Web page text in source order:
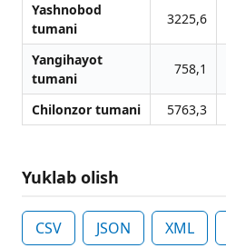
Yashnobod
tumani
3225,6
Yangihayot
tumani
758,1
Chilonzor tumani 5763,3
Yuklab olish
CSV JSON XML